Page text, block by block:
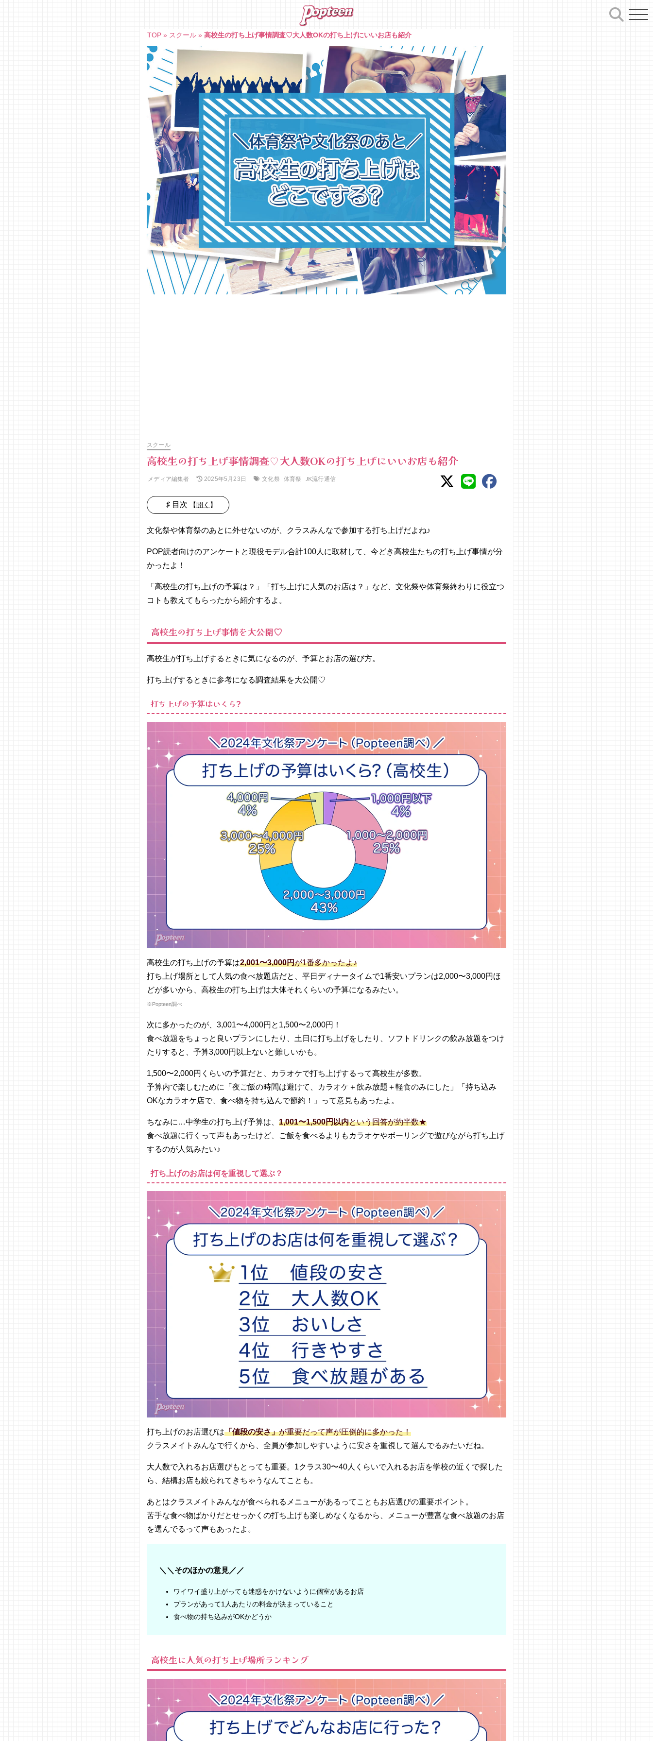
TOP » スクール »高校生の打ち上げ事情調査♡大人数OKの打ち上げにいいお店も紹介
スクール
高校生の打ち上げ事情調査♡大人数OKの打ち上げにいいお店も紹介
メディア編集者 2025年5月23日 文化祭 体育祭 JK流行通信
♯ 目次 【開く 】
の打ち上げ
開♡
予算は
いく
ら?
上げの
お店は
視して
02. 高校生
ち上げ場所
位：焼
き肉
位：カ
ラオケ
− こん
すめ♡
03. 高校生
の打ち上げ
− 焼肉
きんぐ
− 牛角
みな太
きねこ
− ラウ
ン
− ビッ
ー
− ジョ
イサウ
ンド
− しゃ
− 和食
− くい
どころ
里味
− 道と
のみ焼
き本舗
04. 高校生
するときの
注意点
− 打ち
上げ
OKか
校則を
が出せ
る予算
− 居酒
屋を利
用する
文化祭や体育祭のあとに外せないのが、クラスみんなで参加する打ち上げだよね♪
POP読者向けのアンケートと現役モデル合計100人に取材して、今どき高校生たちの打ち上げ事情が分
かったよ！
「高校生の打ち上げの予算は？」「打ち上げに人気のお店は？」など、文化祭や体育祭終わりに役立つ
コトも教えてもらったから紹介するよ。
高校生の打ち上げ事情を大公開♡
高校生が打ち上げするときに気になるのが、予算とお店の選び方。
打ち上げするときに参考になる調査結果を大公開♡
打ち上げの予算はいくら ?
高校生の打ち上げの予算は2,001〜3,000円が1番多かったよ♪
打ち上げ場所として人気の食べ放題店だと、平日ディナータイムで1番安いプランは2,000〜3,000円ほ
どが多いから、高校生の打ち上げは大体それくらいの予算になるみたい。
※Popteen調べ
次に多かったのが、 3,001〜4,000円と 1,500〜2,000円！
食べ放題をちょっと良いプランにしたり、土日に打ち上げをしたり、ソフトドリンクの飲み放題をつけ
たりすると、予算3,000円以上ないと難しいかも。
1,500〜2,000円くらいの予算だと、カラオケで打ち上げするって高校生が多数。
予算内で楽しむために「夜ご飯の時間は避けて、カラオケ＋飲み放題＋軽食のみにした」「持ち込み
OKなカラオケ店で、食べ物を持ち込んで節約！」って意見もあったよ。
ちなみに …中学生の打ち上げ予算は、 1,001〜1,500円以内という回答が約半数★
食べ放題に行くって声もあったけど、ご飯を食べるよりもカラオケやボーリングで遊びながら打ち上げ
するのが人気みたい♪
打ち上げのお店は何を重視して選ぶ？
打ち上げのお店選びは「値段の安さ」が重要だって声が圧倒的に多かった！
クラスメイトみんなで行くから、全員が参加しやすいように安さを重視して選んでるみたいだね。
大人数で入れるお店選びもとっても重要。 1クラス30〜40人くらいで入れるお店を学校の近くで探した
ら、結構お店も絞られてきちゃうなんてことも。
あとはクラスメイトみんなが食べられるメニューがあるってこともお店選びの重要ポイント。
苦手な食べ物ばかりだとせっかくの打ち上げも楽しめなくなるから、メニューが豊富な食べ放題のお店
を選んでるって声もあったよ。
＼＼そのほかの意見／／
ワイワイ盛り上がっても迷惑をかけないように個室があるお店
プランがあって1 人あたりの料金が決まっていること
食べ物の持ち込みがOKかどうか
高校生に人気の打ち上げ場所ランキング